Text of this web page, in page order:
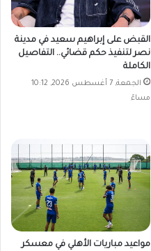
القبض على إبراهيم سعيد في مدينة
نصر لتنفيذ حكم قضائي.. التفاصيل
الكاملة
الجمعة, 7 أغسطس 2026, 10:12
مساءً
مواعيد مباريات الأهلي في معسكر